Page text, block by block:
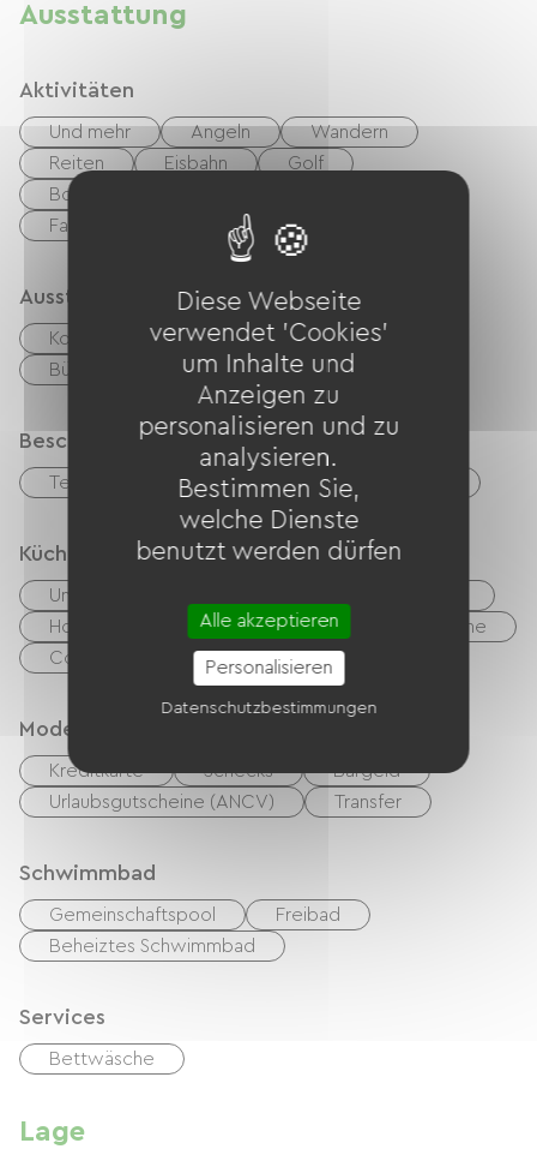
Ausstattung
Aktivitäten
Und mehr Angeln
Wandern
Reiten
Eisbahn
Golf
Boulodrome / Pétanque-Platz
Fahrrad
Mountainbike
Ausstattung
Kostenloses WLAN TV
Grillen
Bügelausrüstung
Waschmaschine
Beschreibung
Terrasse Wohnzimmer / Aufenthaltsraum
Küche
Unabhängige Küche
Hotte strebt
Kühlschrank
Spülmaschine
Congélateur
Modes de paiement
Kreditkarte Schecks
Bargeld
Urlaubsgutscheine (ANCV)
Transfer
Schwimmbad
Gemeinschaftspool
Freibad
Beheiztes Schwimmbad
Services
Bettwäsche
Lage
Diese Webseite
verwendet 'Cookies'
um Inhalte und
Anzeigen zu
personalisieren und zu
analysieren.
Bestimmen Sie,
welche Dienste
benutzt werden dürfen
Alle akzeptieren
Personalisieren
Datenschutzbestimmungen